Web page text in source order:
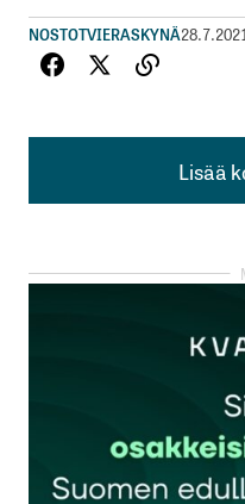
NOSTOTVIERASKYNÄ
Lisää
Lisää
rekisteröityä